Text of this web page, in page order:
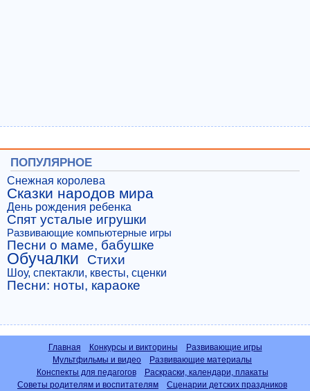
ПОПУЛЯРНОЕ
Снежная королева
Сказки народов мира
День рождения ребенка
Спят усталые игрушки
Развивающие компьютерные игры
Песни о маме, бабушке
Обучалки Стихи
Шоу, спектакли, квесты, сценки
Песни: ноты, караоке
Главная Конкурсы и викторины
Развивающие игры
Мультфильмы и видео
Развивающие материалы
Конспекты для педагогов
Раскраски, календари, плакаты
Советы родителям и воспитателям
Сценарии детских праздников